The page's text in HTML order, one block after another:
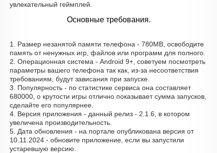
увлекательный геймплей.
Основные требования.
1. Размер незанятой памяти телефона - 780MB, освободите
память от ненужных игр, файлов или программ для полного.
2. Операционная система - Android 9+, советуем посмотреть
параметры вашего телефона так как, из-за несоответствия
требованиям, будут зависания при запуске.
3. Популярность - по статистике сервиса она составляет
680000, о крутости игры отлично показывает сумма запусков,
сделайте его популярнее.
4. Версия приложения - данный релиз - 2.1.6, в котором
увеличена производительность.
5. Дата обновления - на портале опубликована версия от
10.11.2024 - обновите приложение, если вы запустили
устаревшую версию.